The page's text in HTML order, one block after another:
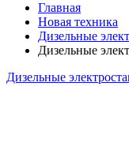
Главная
Новая техника
Дизельные
Дизельные
Дизельные